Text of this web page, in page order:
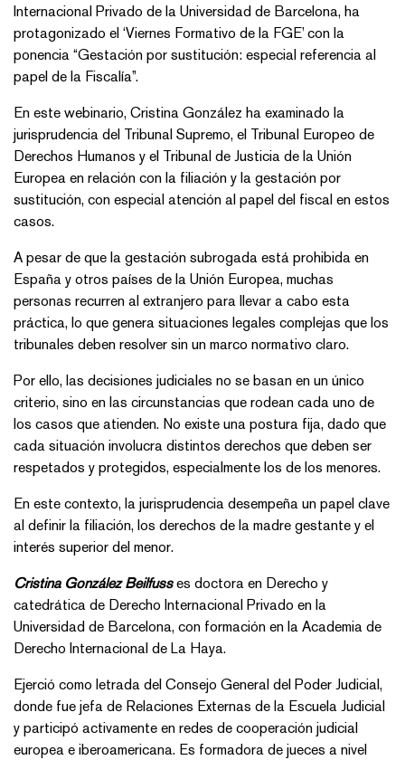
Internacional Privado de la Universidad de Barcelona, ha
protagonizado el ‘Viernes Formativo de la FGE’ con la
ponencia “Gestación por sustitución: especial referencia al
papel de la Fiscalía”.
En este webinario, Cristina González ha examinado la
jurisprudencia del Tribunal Supremo, el Tribunal Europeo de
Derechos Humanos y el Tribunal de Justicia de la Unión
Europea en relación con la filiación y la gestación por
sustitución, con especial atención al papel del fiscal en estos
casos.
A pesar de que la gestación subrogada está prohibida en
España y otros países de la Unión Europea, muchas
personas recurren al extranjero para llevar a cabo esta
práctica, lo que genera situaciones legales complejas que los
tribunales deben resolver sin un marco normativo claro.
Por ello, las decisiones judiciales no se basan en un único
criterio, sino en las circunstancias que rodean cada uno de
los casos que atienden. No existe una postura fija, dado que
cada situación involucra distintos derechos que deben ser
respetados y protegidos, especialmente los de los menores.
En este contexto, la jurisprudencia desempeña un papel clave
al definir la filiación, los derechos de la madre gestante y el
interés superior del menor.
Cristina González Beilfuss es doctora en Derecho y
catedrática de Derecho Internacional Privado en la
Universidad de Barcelona, con formación en la Academia de
Derecho Internacional de La Haya.
Ejerció como letrada del Consejo General del Poder Judicial,
donde fue jefa de Relaciones Externas de la Escuela Judicial
y participó activamente en redes de cooperación judicial
europea e iberoamericana. Es formadora de jueces a nivel